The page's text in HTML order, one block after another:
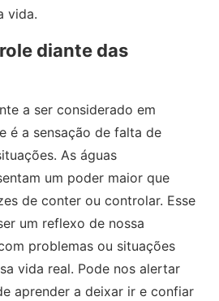
vida.
diante das
a ser considerado em
é a sensação de falta de
As águas
um poder maior que
de conter ou controlar. Esse
um reflexo de nossa
problemas ou situações
vida real. Pode nos alertar
aprender a deixar ir e confiar